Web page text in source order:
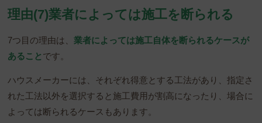
理由(7)業者によっては施工を断られる
7つ目の理由は、業者によっては施工自体を断られるケースが
あること です。
ハウスメーカーには、それぞれ得意とする工法があり、指定さ
れた工法以外を選択すると施工費用が割高になったり、場合に
よっては断られるケースもあります。